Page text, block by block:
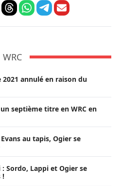
WRC
2021 annulé en raison du
septième titre en WRC en
au tapis, Ogier se
Sordo, Lappi et Ogier se
!